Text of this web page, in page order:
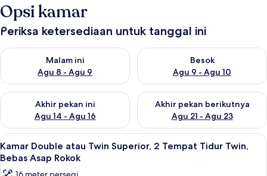
Opsi kamar
Periksa ketersediaan untuk tanggal ini
Malam ini
Agu 8 - Agu 9
Periksa ketersediaan untuk malam ini Agu 8 - Agu 9
Besok
Agu 9 - Agu 10
Periksa ketersediaan untuk
Akhir pekan ini
Agu 14 - Agu 16
Periksa ketersediaan untuk akhir pekan ini Agu 14 - Agu 16
Akhir pekan berikutnya
Agu 21 - Agu 23
Periksa ketersediaan untuk
Lihat
semua
foto
25
Kamar Double atau Twin Superior, 2 Tempat Tidur Twin,
Bebas Asap Rokok